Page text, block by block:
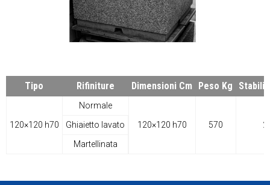
Tipo Rifiniture Dimensioni Cm Peso Kg
120×120 h70
Normale
120×120 h70
570 2
Ghiaietto lavato
Martellinata